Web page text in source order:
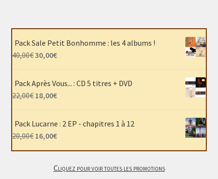
Pack Sale Petit Bonhomme : les 4 albums !
40,00€ Le
initial
était :
40,00€.
30,00€Le
Pack Après Vous... : CD 5 titres + DVD
22,00€ Le
22,00€.
18,00€Le
actuel
Pack Lucarne : 2 EP - chapitres 1 à 12
20,00€ Le
était :
16,00€Le
est :
Cliquez pour voir toutes les promotions